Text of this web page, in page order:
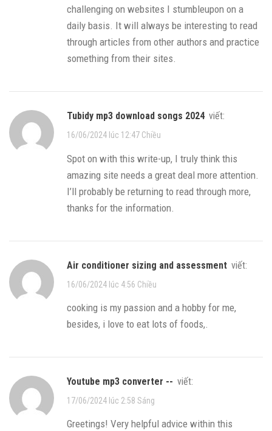
challenging on websites I stumbleupon on a
daily basis. It will always be interesting to read
through articles from other authors and practice
something from their sites.
tubidy mp3 download songs 2024 viết:
16/06/2024 lúc 12:47 Chiều
Spot on with this write-up, I truly think this
amazing site needs a great deal more attention.
I’ll probably be returning to read through more,
thanks for the information.
Air conditioner sizing and assessment viết:
16/06/2024 lúc 4:56 Chiều
cooking is my passion and a hobby for me,
besides, i love to eat lots of foods,.
youtube mp3 converter -- viết:
17/06/2024 lúc 2:58 Sáng
Greetings! Very helpful advice within this